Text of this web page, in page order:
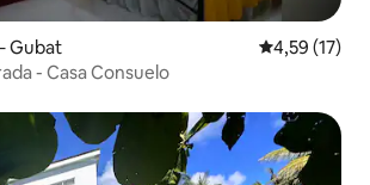
Gubat Prosječna
4,59 (17)
- Casa Consuelo